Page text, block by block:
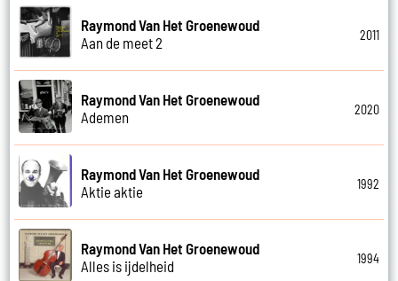
Raymond Van Het Groenewoud
Aan de meet 2
2011
Raymond Van Het Groenewoud
Ademen
2020
Raymond Van Het Groenewoud
Aktie aktie
1992
Raymond Van Het Groenewoud
Alles is ijdelheid
1994